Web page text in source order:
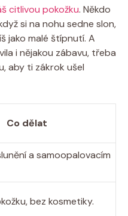
citlivou pokožku. Někdo
si na nohu sedne slon,
jako malé štípnutí. A
i nějakou zábavu, třeba
aby ti zákrok ušel
Co dělat
a samoopalovacím
bez kosmetiky.